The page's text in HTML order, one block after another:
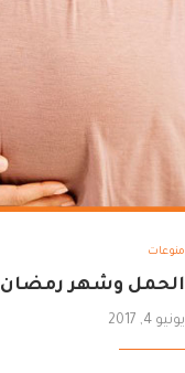
منوعات
الحمل وشهر رمضان
يونيو 4, 2017